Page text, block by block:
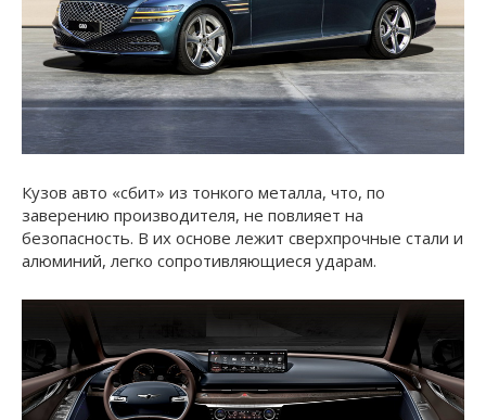
Кузов авто «сбит» из тонкого металла, что, по
заверению производителя, не повлияет на
безопасность. В их основе лежит сверхпрочные стали и
алюминий, легко сопротивляющиеся ударам.